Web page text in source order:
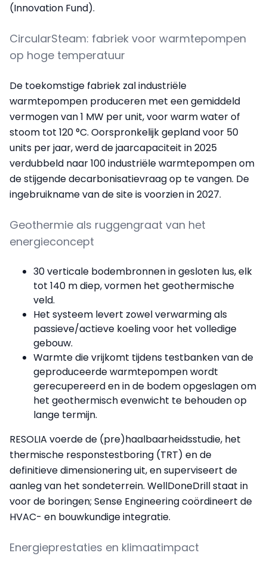
(Innovation Fund).
CircularSteam: fabriek voor warmtepompen
op hoge temperatuur
De toekomstige fabriek zal industriële
warmtepompen produceren met een gemiddeld
vermogen van 1 MW per unit, voor warm water of
stoom tot 120 °C. Oorspronkelijk gepland voor 50
units per jaar, werd de jaarcapaciteit in 2025
verdubbeld naar 100 industriële warmtepompen om
de stijgende decarbonisatievraag op te vangen. De
ingebruikname van de site is voorzien in 2027.
Geothermie als ruggengraat van het
energieconcept
30 verticale bodembronnen in gesloten lus, elk
tot 140 m diep, vormen het geothermische
veld.
Het systeem levert zowel verwarming als
passieve/actieve koeling voor het volledige
gebouw.
Warmte die vrijkomt tijdens testbanken van de
geproduceerde warmtepompen wordt
gerecupereerd en in de bodem opgeslagen om
het geothermisch evenwicht te behouden op
lange termijn.
RESOLIA voerde de (pre)haalbaarheidsstudie, het
thermische responstestboring (TRT) en de
definitieve dimensionering uit, en superviseert de
aanleg van het sondeterrein. WellDoneDrill staat in
voor de boringen; Sense Engineering coördineert de
HVAC- en bouwkundige integratie.
Energieprestaties en klimaatimpact